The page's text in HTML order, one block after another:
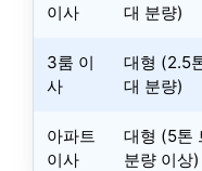
이사
대 분량)
3룸 이
사
대형 (2.5
대 분량)
아파트
이사
대형 (5톤
분량 이상)